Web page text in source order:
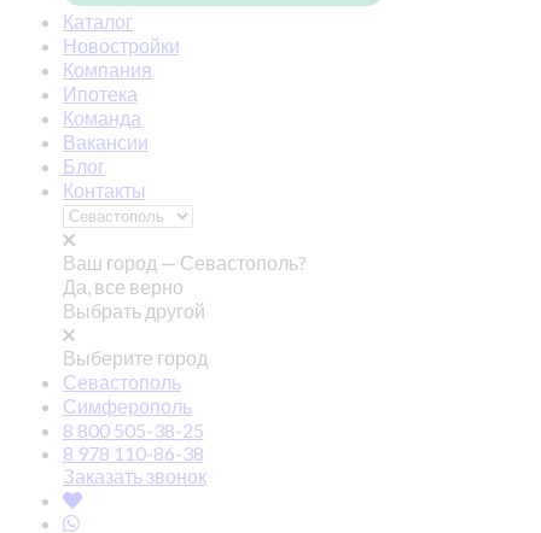
Каталог
Новостройки
Компания
Ипотека
Команда
Вакансии
Блог
Контакты
Ваш город — Севастополь?
Да, все верно
Выбрать другой
Выберите город
Севастополь
Симферополь
8 800 505-38-25
8 978 110-86-38
Заказать звонок